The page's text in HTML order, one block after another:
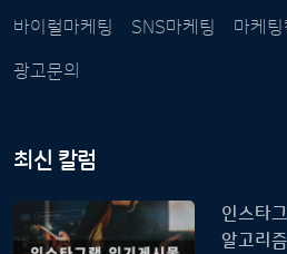
바이럴마케팅 SNS마케팅 마케팅
광고문의
최신 칼럼
인스타
알고리